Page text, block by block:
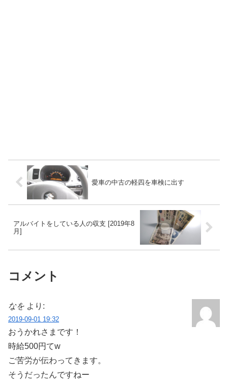
愛車の中古の軽四を車検に出す
アルバイトをしている人の収支 [2019年8
月]
コメント
なを より:
2019-09-01 19:32
おうかれさまです！
時給500円てw
ご苦労が伝わってきます。
そうだったんですねー